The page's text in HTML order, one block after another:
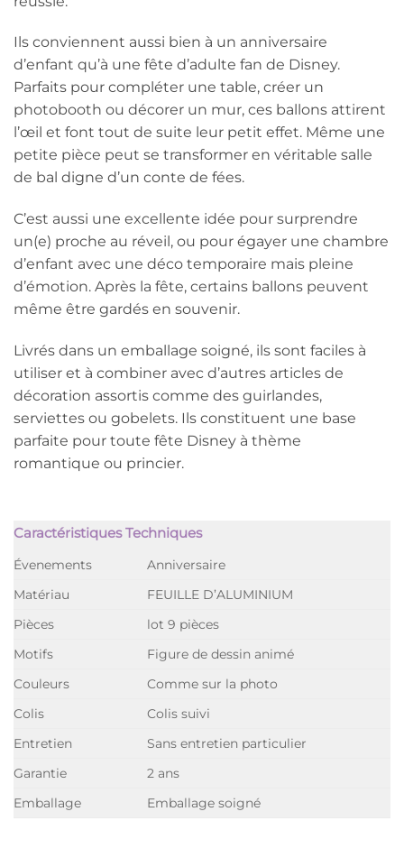
Ils conviennent aussi bien à un anniversaire
d’enfant qu’à une fête d’adulte fan de Disney.
Parfaits pour compléter une table, créer un
photobooth ou décorer un mur, ces ballons attirent
l’œil et font tout de suite leur petit effet. Même une
petite pièce peut se transformer en véritable salle
de bal digne d’un conte de fées.
C’est aussi une excellente idée pour surprendre
un(e) proche au réveil, ou pour égayer une chambre
d’enfant avec une déco temporaire mais pleine
d’émotion. Après la fête, certains ballons peuvent
même être gardés en souvenir.
Livrés dans un emballage soigné, ils sont faciles à
utiliser et à combiner avec d’autres articles de
décoration assortis comme des guirlandes,
serviettes ou gobelets. Ils constituent une base
parfaite pour toute fête Disney à thème
romantique ou princier.
Caractéristiques Techniques
Évenements
Anniversaire
Matériau
FEUILLE D’ALUMINIUM
Pièces
lot 9 pièces
Motifs
Figure de dessin animé
Couleurs
Comme sur la photo
Colis
Colis suivi
Entretien
Sans entretien particulier
Garantie
2 ans
Emballage
Emballage soigné